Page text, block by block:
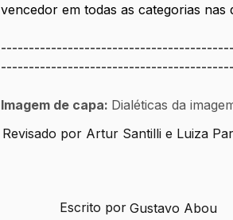
vencedor em todas as categorias nas
Imagem de capa: Dialéticas da
Revisado por Artur Santilli e Luiza
Escrito por Gustavo Abou